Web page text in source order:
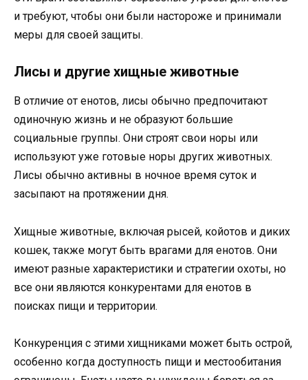
и требуют, чтобы они были настороже и принимали
меры для своей защиты.
Лисы и другие хищные животные
В отличие от енотов, лисы обычно предпочитают
одиночную жизнь и не образуют большие
социальные группы. Они строят свои норы или
используют уже готовые норы других животных.
Лисы обычно активны в ночное время суток и
засыпают на протяжении дня.
Хищные животные, включая рысей, койотов и диких
кошек, также могут быть врагами для енотов. Они
имеют разные характеристики и стратегии охоты, но
все они являются конкурентами для енотов в
поисках пищи и территории.
Конкуренция с этими хищниками может быть острой,
особенно когда доступность пищи и местообитания